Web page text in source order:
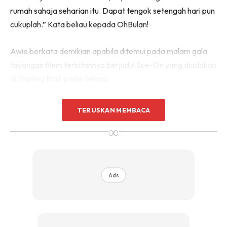
rumah sahaja seharian itu. Dapat tengok setengah hari pun
cukuplah.” Kata beliau kepada OhBulan!
Awie berkata demikian apabila ditemui pada malam gala
Dalam pada itu, ditanya bilakah anaknya menghubungi
dirinya untuk bertemu, vokalis kumpulan Wings itu berkata
dia mendapat mesej pesanan ringkas daripada Qasseh
TERUSKAN MEMBACA
∞
Ads